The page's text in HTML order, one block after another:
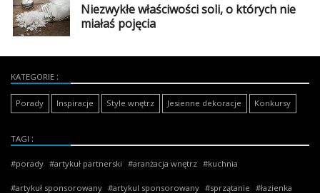
Niezwykłe właściwości soli, o których nie
miałaś pojęcia
KATEGORIE
Porady Inspiracje Style wnętrz Jesienne dekoracje Konkursy
TAGI
porady artykuł partnerski aranżacja wnętrz kuchnia
artykuł sponsorowany artykul sponsorowany sprzątanie łazienka